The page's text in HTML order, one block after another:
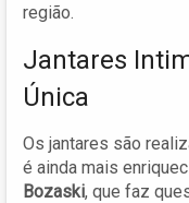
região.
Jantares
Única
Os jantares são
é ainda mais
Bozaski, que faz